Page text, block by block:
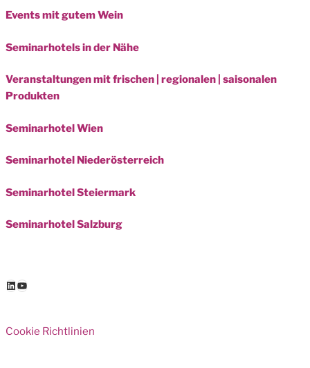
Events mit gutem Wein
Seminarhotels in der Nähe
Veranstaltungen mit frischen | regionalen | saisonalen
Produkten
Seminarhotel Wien
Seminarhotel Niederösterreich
Seminarhotel Steiermark
Seminarhotel Salzburg
LinkedIn
YouTube
Cookie Richtlinien